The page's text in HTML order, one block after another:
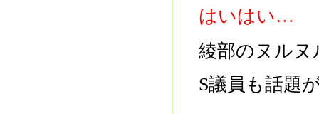
はいはい…
綾部のヌルヌ
S議員も話題